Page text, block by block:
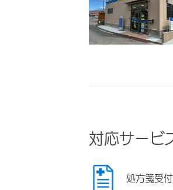
対応サービ
処方箋受付